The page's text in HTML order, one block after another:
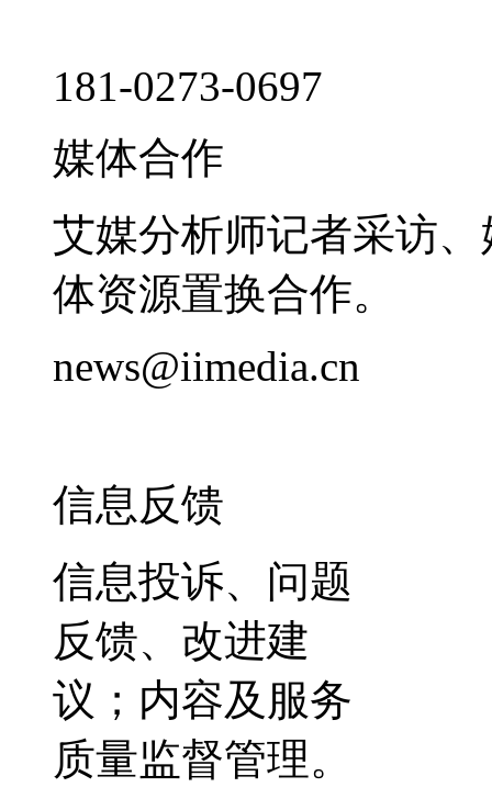
181-0273-0697
媒体合作
艾媒分析师记者采访
体资源置换合作。
news@iimedia.cn
信息反馈
信息投诉、问题
反馈、改进建
议；内容及服务
质量监督管理。